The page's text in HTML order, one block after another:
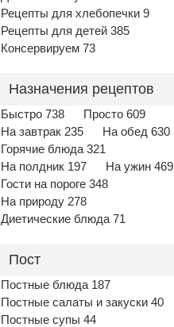
Рецепты для хлебопечки 9
Рецепты для детей 385
Консервируем 73
Назначения рецептов
Быстро 738
Просто 609
На завтрак 235
На обед 630
Горячие блюда 321
На полдник 197
На ужин 469
Гости на пороге 348
На природу 278
Диетические блюда 71
Пост
Постные блюда 187
Постные салаты и закуски 40
Постные супы 44